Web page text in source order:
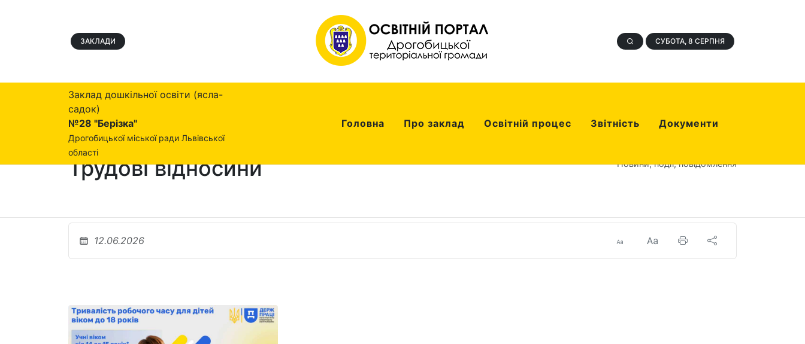
ЗАКЛАДИ СУБОТА, 8 СЕРПНЯ
Заклад дошкільної освіти (ясла-
садок)
№28 "Берізка"
Дрогобицької міської ради Львівської
області
Головна Про заклад Освітній процес Звітність Документи
Трудові відносини Новини, події, повідомлення
12.06.2026